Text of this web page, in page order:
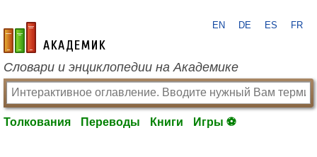
academic.ru
EN DE ES FR
Словари и энциклопедии на Академике
Толкования Переводы Книги Игры ⚽